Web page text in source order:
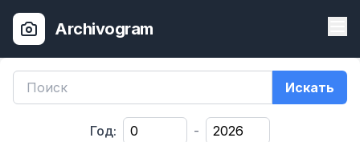
Archivogram
Искать
Год: -